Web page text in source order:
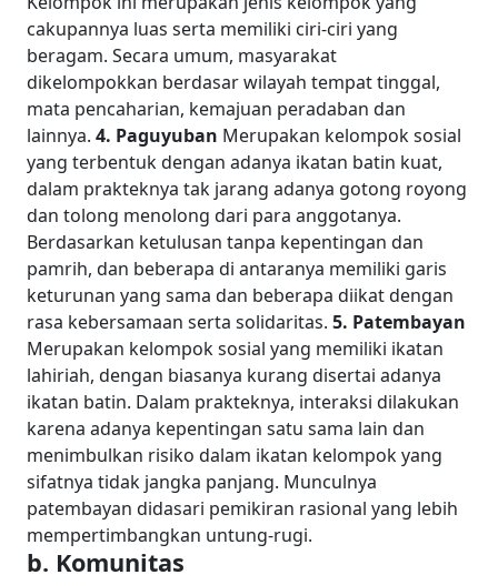
cakupannya luas serta memiliki ciri-ciri yang
beragam. Secara umum, masyarakat
dikelompokkan berdasar wilayah tempat tinggal,
mata pencaharian, kemajuan peradaban dan
lainnya. 4. Paguyuban Merupakan kelompok sosial
yang terbentuk dengan adanya ikatan batin kuat,
dalam prakteknya tak jarang adanya gotong royong
dan tolong menolong dari para anggotanya.
Berdasarkan ketulusan tanpa kepentingan dan
pamrih, dan beberapa di antaranya memiliki garis
keturunan yang sama dan beberapa diikat dengan
rasa kebersamaan serta solidaritas. 5. Patembayan
Merupakan kelompok sosial yang memiliki ikatan
lahiriah, dengan biasanya kurang disertai adanya
ikatan batin. Dalam prakteknya, interaksi dilakukan
karena adanya kepentingan satu sama lain dan
menimbulkan risiko dalam ikatan kelompok yang
sifatnya tidak jangka panjang. Munculnya
patembayan didasari pemikiran rasional yang lebih
mempertimbangkan untung-rugi.
b. Komunitas